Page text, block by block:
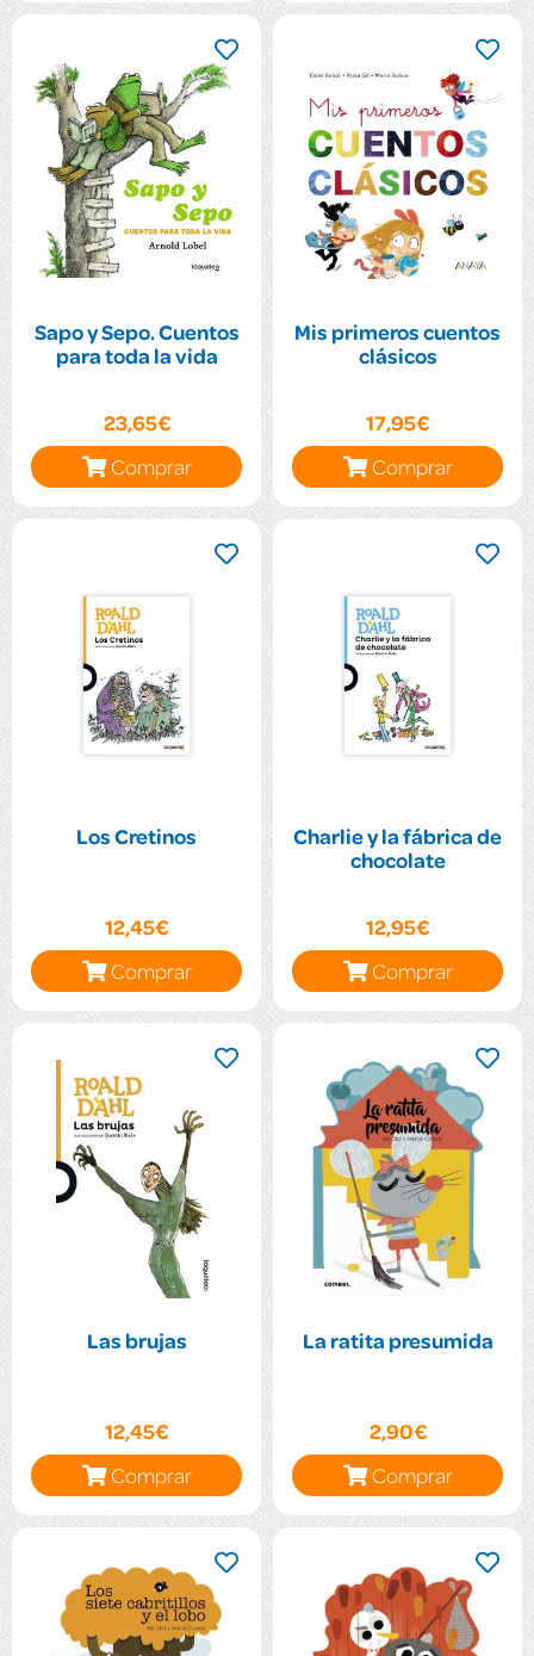
Sapo y Sepo. Cuentos
para toda la vida
23,65€
Comprar
Mis primeros cuentos
clásicos
17,95€
Comprar
Los Cretinos
12,45€
Comprar
Charlie y la fábrica de
chocolate
12,95€
Comprar
Las brujas
12,45€
Comprar
La ratita presumida
2,90€
Comprar